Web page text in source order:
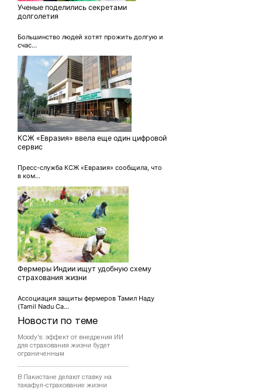
Новости по теме
Moody's: эффект от внедрения ИИ
для страхования жизни будет
ограниченным
В Пакистане делают ставку на
такафул-страхование жизни
Ученые поделились секретами
долголетия
Большинство людей хотят прожить долгую и
счас...
КСЖ «Евразия» ввела еще один цифровой
сервис
Пресс-служба КСЖ «Евразия» сообщила, что
в ком...
Фермеры Индии ищут удобную схему
страхования жизни
Ассоциация защиты фермеров Тамил Наду
(Tamil Nadu Ca...